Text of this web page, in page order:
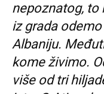
nepoznatog, to
iz grada
Albaniju.
kome živimo.
više od tri